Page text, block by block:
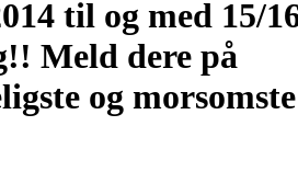
til og med 15/
Meld dere på
og morsomste